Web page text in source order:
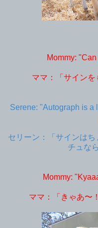
Mommy:
ママ：「サインを
Serene: "Autograph is a
セリーン：「サインは
チュな
Mommy:
ママ：「きゃあ〜